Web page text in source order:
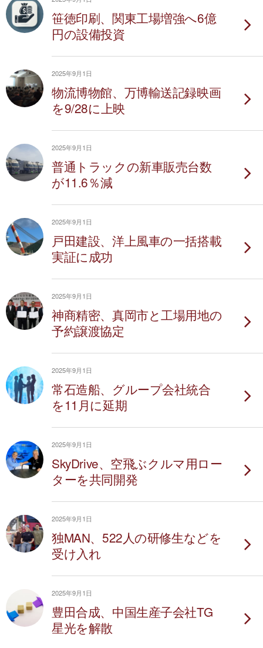
笹徳印刷、関東工場増強へ6億
円の設備投資
2025年9月1日
物流博物館、万博輸送記録映画
を9/28に上映
2025年9月1日
普通トラックの新車販売台数
が11.6％減
2025年9月1日
戸田建設、洋上風車の一括搭載
実証に成功
2025年9月1日
神商精密、真岡市と工場用地の
予約譲渡協定
2025年9月1日
常石造船、グループ会社統合
を11月に延期
2025年9月1日
SkyDrive、空飛ぶクルマ用ロー
ターを共同開発
2025年9月1日
独MAN、522人の研修生などを
受け入れ
2025年9月1日
豊田合成、中国生産子会社TG
星光を解散